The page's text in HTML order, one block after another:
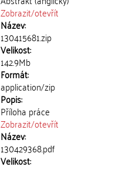
Zobrazit/otevřít
Název:
130415681.zip
Velikost:
142.9Mb
Formát:
application/zip
Popis:
Příloha práce
Zobrazit/otevřít
Název:
130429368.pdf
Velikost: